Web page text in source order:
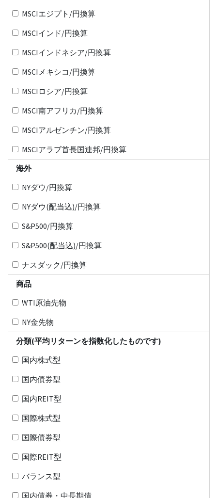
MSCIエジプト/円換算
MSCIインド/円換算
MSCIインドネシア/円換算
MSCIメキシコ/円換算
MSCIロシア/円換算
MSCI南アフリカ/円換算
MSCIアルゼンチン/円換算
MSCIアラブ首長国連邦/円換算
海外
NYダウ/円換算
NYダウ(配当込)/円換算
S&P500/円換算
S&P500(配当込)/円換算
ナスダック/円換算
商品
WTI原油先物
NY金先物
分類(平均リターンを指数化したものです)
国内株式型
国内債券型
国内REIT型
国際株式型
国際債券型
国際REIT型
バランス型
国内債券・中長期債